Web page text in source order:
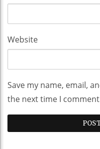
Website
Save my name, email,
the next time I